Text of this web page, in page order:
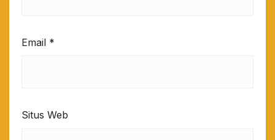
Email *
Situs Web